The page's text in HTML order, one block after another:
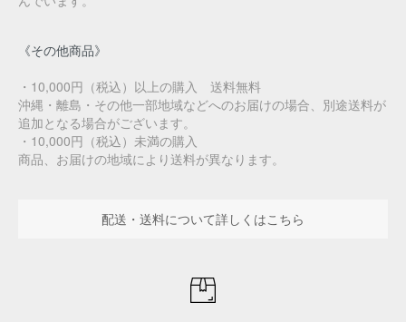
《その他商品》
・10,000円（税込）以上の購入 送料無料
沖縄・離島・その他一部地域などへのお届けの場合、別途送料が
追加となる場合がございます。
・10,000円（税込）未満の購入
商品、お届けの地域により送料が異なります。
配送・送料について詳しくはこちら